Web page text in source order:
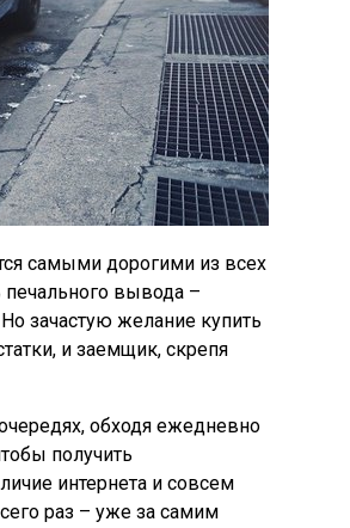
самыми дорогими из всех
вывода –
зачастую желание купить
и заемщик, скрепя
обходя ежедневно
получить
интернета и совсем
раз – уже за самим